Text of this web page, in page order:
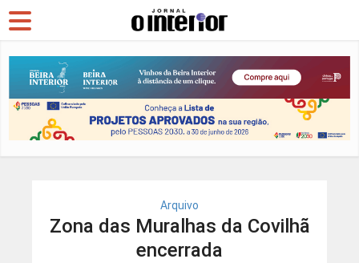
Arquivo
Zona das Muralhas da Covilhã
encerrada